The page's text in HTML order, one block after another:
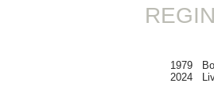
1979
2024